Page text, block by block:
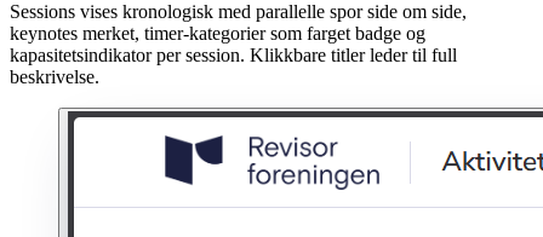
Sessions vises kronologisk med parallelle spor side om side,
keynotes merket, timer-kategorier som farget badge og
kapasitetsindikator per session. Klikkbare titler leder til full
beskrivelse.